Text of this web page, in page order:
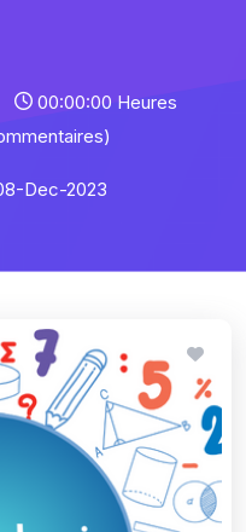
00:00:00 Heures
Dec-2023